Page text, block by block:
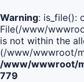
Warning: is_file():
File(/www/
is not within the
(/www/wwwroot/
/www/wwwroot/
779